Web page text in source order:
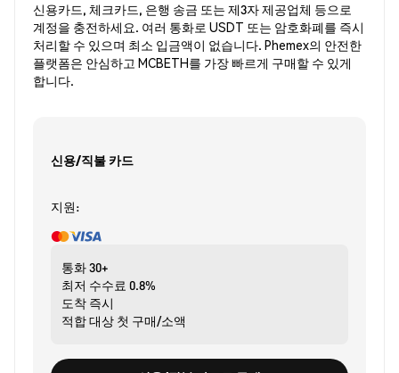
신용카드, 체크카드, 은행 송금 또는 제3자 제공업체 등으로
계정을 충전하세요. 여러 통화로 USDT 또는 암호화폐를 즉시
처리할 수 있으며 최소 입금액이 없습니다. Phemex의 안전한
플랫폼은 안심하고 MCBETH를 가장 빠르게 구매할 수 있게
합니다.
신용/직불 카드
지원:
통화30+
최저 수수료 0.8%
도착 즉시
적합 대상 첫 구매/소액